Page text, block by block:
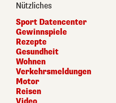
Nützliches
Sport Datencenter
Gewinnspiele
Rezepte
Gesundheit
Wohnen
Verkehrsmeldungen
Motor
Reisen